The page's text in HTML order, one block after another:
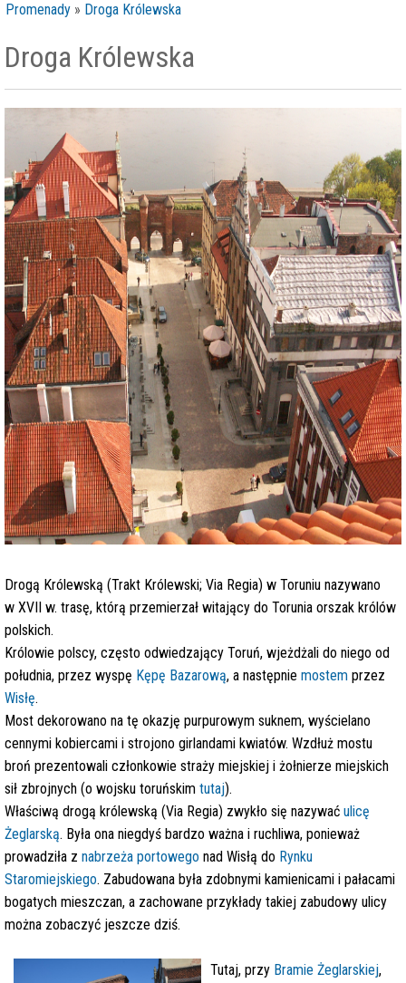
Promenady » Droga Królewska
Droga Królewska
Drogą Królewską (Trakt Królewski; Via Regia) w Toruniu nazywano
w XVII w. trasę, którą przemierzał witający do Torunia orszak królów
polskich.
Królowie polscy, często odwiedzający Toruń, wjeżdżali do niego od
południa, przez wyspę Kępę Bazarową, a następnie mostem przez
Wisłę.
Most dekorowano na tę okazję purpurowym suknem, wyścielano
cennymi kobiercami i strojono girlandami kwiatów. Wzdłuż mostu
broń prezentowali członkowie straży miejskiej i żołnierze miejskich
sił zbrojnych (o wojsku toruńskim tutaj).
Właściwą drogą królewską (Via Regia) zwykło się nazywać ulicę
Żeglarską. Była ona niegdyś bardzo ważna i ruchliwa, ponieważ
prowadziła z nabrzeża portowego nad Wisłą do Rynku
Staromiejskiego. Zabudowana była zdobnymi kamienicami i pałacami
bogatych mieszczan, a zachowane przykłady takiej zabudowy ulicy
można zobaczyć jeszcze dziś.
Tutaj, przy Bramie Żeglarskiej,